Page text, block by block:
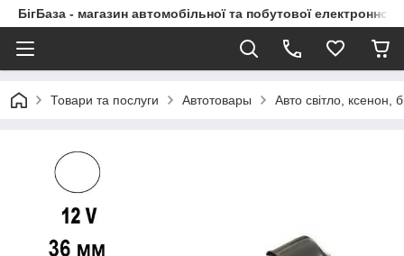
БігБаза - магазин автомобільної та побутової електронної
Товари та послуги Автотовары Авто світло, ксенон,